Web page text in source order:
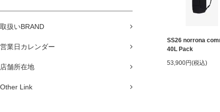
取扱いBRAND
営業日カレンダー
店舗所在地
Other Link
SS26 norrona
40L Pack
53,900円(税込)